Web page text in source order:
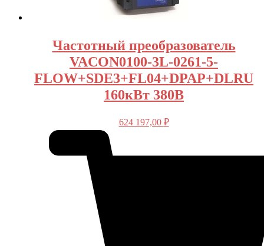
Частотный преобразователь
VACON0100-3L-0261-5-
FLOW+SDE3+FL04+DPAP+DLRU
160кВт 380В
624 197,00 ₽